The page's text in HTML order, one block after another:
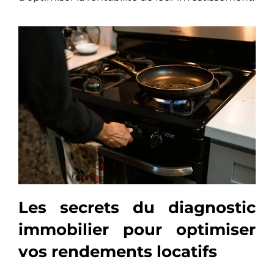
Les secrets du diagnostic
immobilier pour optimiser
vos rendements locatifs